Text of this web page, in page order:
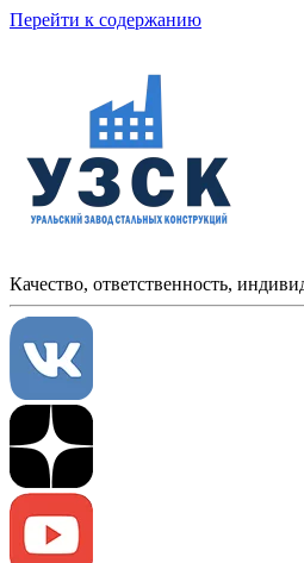
Перейти к содержанию
Качество, ответственность,